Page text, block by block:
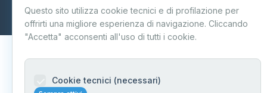
Dati forniti da Ministero delle Imprese e del Made in Italy
Aggiornamento quotidiano
Questo sito utilizza cookie tecnici e di profilazione per
offrirti una migliore esperienza di navigazione. Cliccando
"Accetta" acconsenti all'uso di tutti i cookie.
Cookie tecnici (necessari)